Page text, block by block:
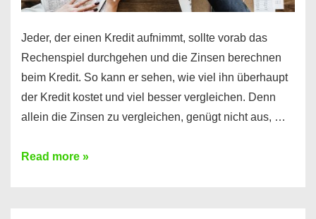
Jeder, der einen Kredit aufnimmt, sollte vorab das
Rechenspiel durchgehen und die Zinsen berechnen
beim Kredit. So kann er sehen, wie viel ihn überhaupt
der Kredit kostet und viel besser vergleichen. Denn
allein die Zinsen zu vergleichen, genügt nicht aus, …
Ganz
Read more »